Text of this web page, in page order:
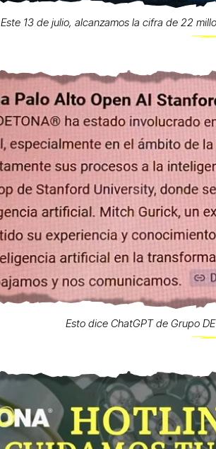
Este 13 de julio, alcanzamos la cifra de 22
Esto dice ChatGPT de Grupo